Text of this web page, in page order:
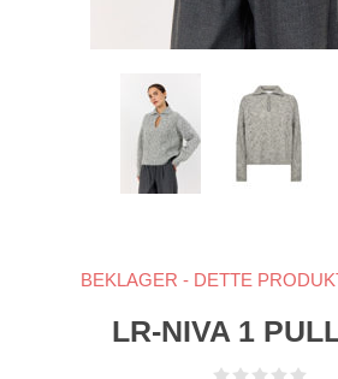
BEKLAGER - DETTE
LR-NIVA 1